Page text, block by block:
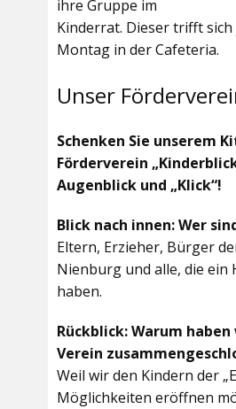
ihre Gruppe im
Kinderrat. Dieser trifft sich
Montag in der Cafeteria.
Unser
Schenken Sie unserem
Förderverein
Augenblick und „Klick“!
Blick nach innen: Wer
Eltern, Erzieher, Bürger
Nienburg und alle, die ein
haben.
Rückblick: Warum
Verein
Weil wir den Kindern der
Möglichkeiten eröffnen